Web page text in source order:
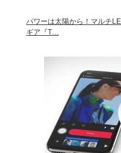
パワーは太陽から！マルチ
ギア『T…